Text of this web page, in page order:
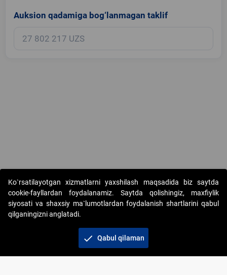
Auksion qadamiga bog‘lanmagan taklif
Copyright © 2017-2026. "Elektron onlayn-auksionlarni tashkil etish"
AJ. Barcha huquqlar himoyalangan
+998 71 202-21-11
Ko`rsatilayotgan xizmatlarni yaxshilash maqsadida biz saytda
cookie-fayllardan foydalanamiz. Saytda qolishingiz, maxfiylik
siyosati va shaxsiy ma`lumotlardan foydalanish shartlarini qabul
qilganingizni anglatadi.
check Qabul qilaman